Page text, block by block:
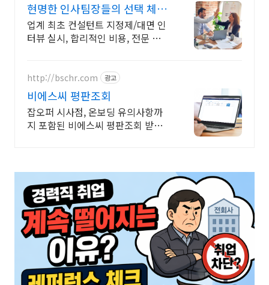
현명한 인사팀장들의 선택 체커
스 평판조회
업계 최초 컨설턴트 지정제/대면 인
터뷰 실시, 합리적인 비용, 전문 컨설
http://bschr.com 광고
비에스씨 평판조회
잡오퍼 시사점, 온보딩 유의사항까
지 포함된 비에스씨 평판조회 받아